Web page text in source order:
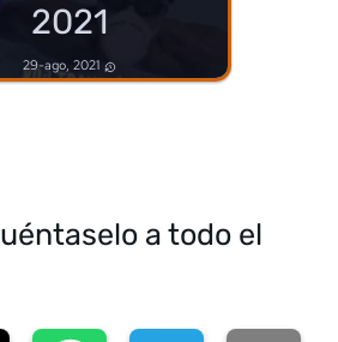
2021
29-ago, 2021
a todo el